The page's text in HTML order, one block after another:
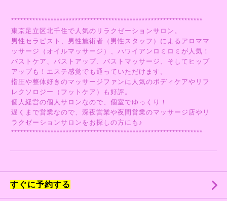
***************************************************************
東京足立区北千住で人気のリラクゼーションサロン。
男性セラピスト、男性施術者（男性スタッフ）によるアロママ
ッサージ（オイルマッサージ）、ハワイアンロミロミが人気！
バストケア、バストアップ、バストマッサージ、そしてヒップ
アップも！エステ感覚でも通っていただけます。
指圧や整体好きのマッサージファンに人気のボディケアやリフ
レクソロジー（フットケア）も好評。
個人経営の個人サロンなので、個室でゆっくり！
遅くまで営業なので、深夜営業や夜間営業のマッサージ店やリ
ラクゼーションサロンをお探しの方にも♪
***************************************************************
すぐに予約する